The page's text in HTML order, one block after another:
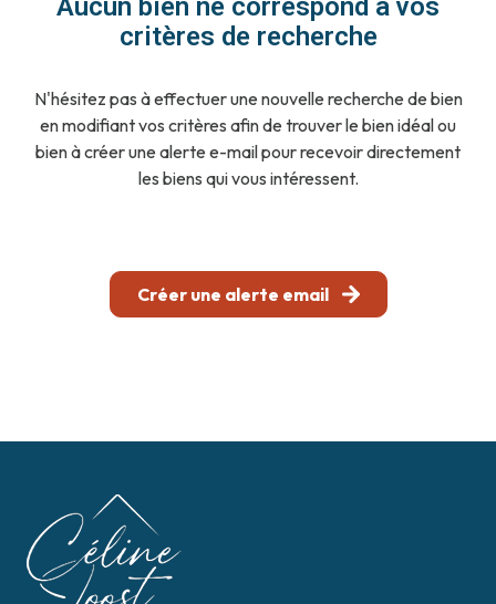
contact
Aucun bien ne correspond à vos
critères de recherche
N'hésitez pas à effectuer une nouvelle recherche de bien
en modifiant vos critères afin de trouver le bien idéal ou
bien à créer une alerte e-mail pour recevoir directement
les biens qui vous intéressent.
Créer une alerte email